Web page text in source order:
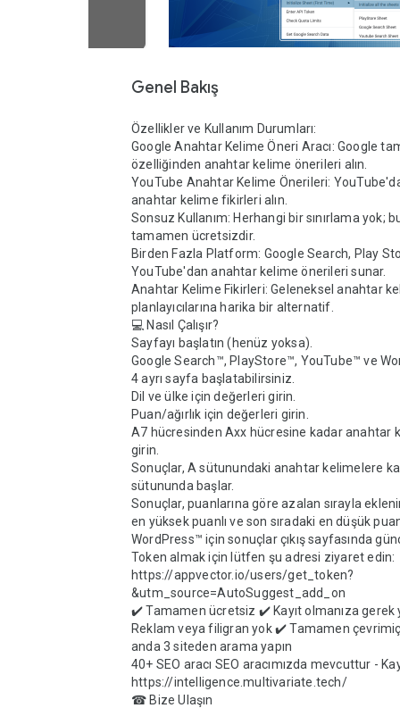
Genel Bakış
Özellikler ve Kullanım Durumları:
Google Anahtar Kelime Öneri Aracı: Google
özelliğinden anahtar kelime önerileri alın.
YouTube Anahtar Kelime Önerileri:
anahtar kelime fikirleri alın.
Sonsuz Kullanım: Herhangi bir sınırlama yok;
tamamen ücretsizdir.
Birden Fazla Platform: Google Search, Play
YouTube'dan anahtar kelime önerileri sunar.
Anahtar Kelime Fikirleri: Geleneksel anahtar
planlayıcılarına harika bir alternatif.
💻 Nasıl Çalışır?
Sayfayı başlatın (henüz yoksa).
Google Search™, PlayStore™, YouTube™ ve
4 ayrı sayfa başlatabilirsiniz.
Dil ve ülke için değerleri girin.
Puan/ağırlık için değerleri girin.
A7 hücresinden Axx hücresine kadar anahtar
girin.
Sonuçlar, A sütunundaki anahtar kelimelere
sütununda başlar.
Sonuçlar, puanlarına göre azalan sırayla
en yüksek puanlı ve son sıradaki en düşük
WordPress™ için sonuçlar çıkış sayfasında
Token almak için lütfen şu adresi ziyaret edin:
https://appvector.io/users/get_token?
&utm_source=AutoSuggest_add_on
✔️ Tamamen ücretsiz ✔️ Kayıt olmanıza
Reklam veya filigran yok ✔️ Tamamen
anda 3 siteden arama yapın
40+ SEO aracı SEO aracımızda mevcuttur -
https://intelligence.multivariate.tech/
☎ Bize Ulaşın